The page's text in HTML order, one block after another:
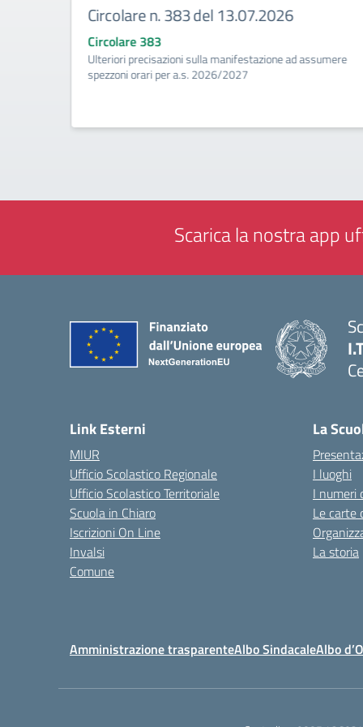
Circolare n. 383 del 13.07.2026
Circolare 383
Ulteriori precisazioni sulla manifestazione ad assumere
spezzoni orari per a.s. 2026/2027
Scarica la nostra app
Link Esterni
MIUR
Ufficio Scolastico Regionale
Ufficio Scolastico Territoriale
Scuola in Chiaro
Iscrizioni On Line
Invalsi
Comune
La
I luoghi
I numeri
Le carte
La storia
Amministrazione trasparenteAlbo SindacaleAlbo